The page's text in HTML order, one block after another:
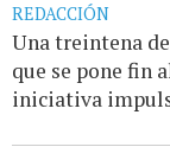
REDACCIÓN
Una treintena
que se pone fin
iniciativa